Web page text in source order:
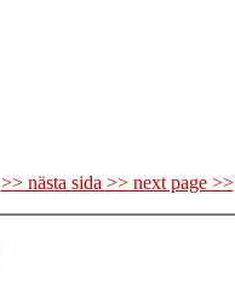
>> nästa sida >> next page >>